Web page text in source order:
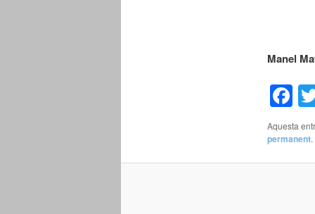
Aquesta
permanent.